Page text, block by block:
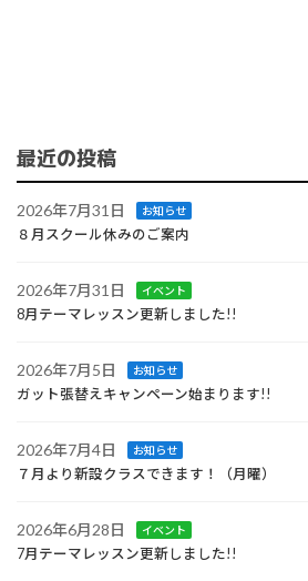
最近の投稿
2026年7月31日 お知らせ
８月スクール休みのご案内
2026年7月31日 イベント
8月テーマレッスン更新しました!!
2026年7月5日 お知らせ
ガット張替えキャンペーン始まります!!
2026年7月4日 お知らせ
７月より新設クラスできます！（月曜）
2026年6月28日 イベント
7月テーマレッスン更新しました!!